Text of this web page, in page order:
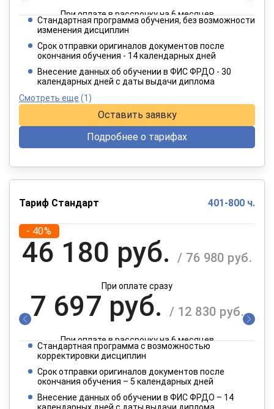
При оплате в рассрочку на 6 месяцев
2 749 руб.
При оплате в рассрочку на 12 месяцев
Стандартная программа обучения, без возможности
изменения дисциплин
Срок отправки оригиналов документов после
окончания обучения - 14 календарных дней
Внесение данных об обучении в ФИС ФРДО - 30
календарных дней с даты выдачи диплома
Смотреть еще (1)
Оставить заявку
Подробнее о тарифах
Тариф Стандарт 401-800 ч.
- 40%
46 180 руб. / 76 980 руб.
При оплате сразу
7 697 руб. / 12 830 руб.
При оплате в рассрочку на 6 месяцев
3 849 руб.
При оплате в рассрочку на 12 месяцев
Стандартная программа с возможностью
корректировки дисциплин
Срок отправки оригиналов документов после
окончания обучения – 5 календарных дней
Внесение данных об обучении в ФИС ФРДО – 14
календарных дней с даты выдачи диплома